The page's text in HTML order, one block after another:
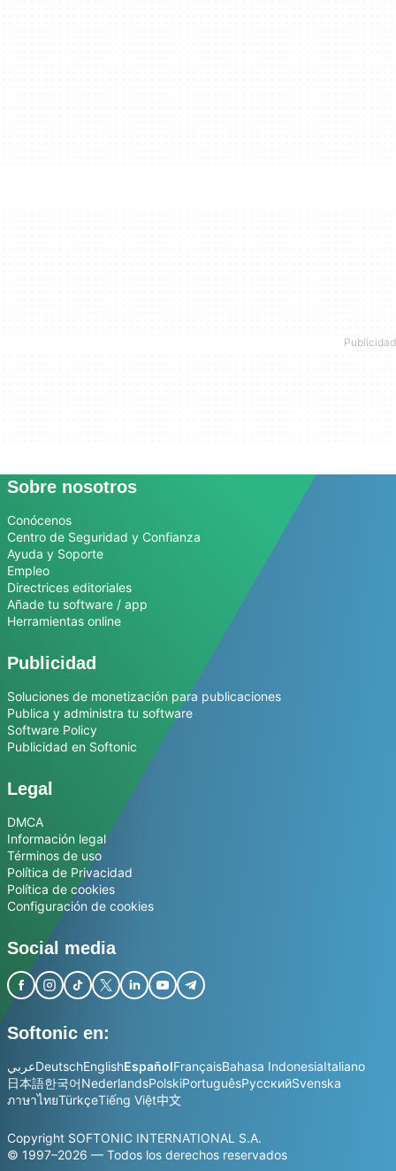
Sobre nosotros
Conócenos
Centro de Seguridad y Confianza
Ayuda y Soporte
Empleo
Directrices editoriales
Añade tu software / app
Herramientas online
Publicidad
Soluciones de monetización para publicaciones
Publica y administra tu software
Software Policy
Publicidad en Softonic
Legal
DMCA
Información legal
Términos de uso
Política de Privacidad
Política de cookies
Configuración de cookies
Social media
Softonic en:
عربيDeutschEnglishEspañolFrançaisBahasa IndonesiaItaliano
日本語한국어NederlandsPolskiPortuguêsРусскийSvenska
ภาษาไทยTürkçeTiếng Việt中文
Copyright SOFTONIC INTERNATIONAL S.A.
© 1997–2026 — Todos los derechos reservados